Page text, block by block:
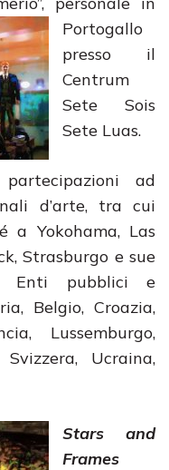
Portogallo
presso il
Centrum
Sete Sois
Sete Luas.
ad
d’arte, tra cui
a Yokohama, Las
Strasburgo e sue
Enti pubblici e
Belgio, Croazia,
Lussemburgo,
Ucraina,
Stars and
Frames